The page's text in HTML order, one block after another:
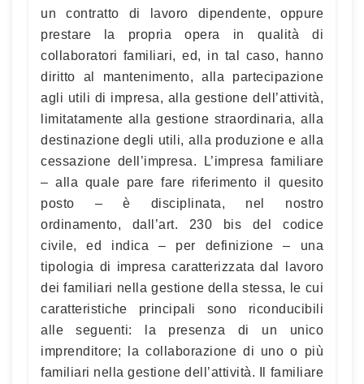
un contratto di lavoro dipendente, oppure
prestare la propria opera in qualità di
collaboratori familiari, ed, in tal caso, hanno
diritto al mantenimento, alla partecipazione
agli utili di impresa, alla gestione dell’attività,
limitatamente alla gestione straordinaria, alla
destinazione degli utili, alla produzione e alla
cessazione dell’impresa. L’impresa familiare
– alla quale pare fare riferimento il quesito
posto – è disciplinata, nel nostro
ordinamento, dall’art. 230 bis del codice
civile, ed indica – per definizione – una
tipologia di impresa caratterizzata dal lavoro
dei familiari nella gestione della stessa, le cui
caratteristiche principali sono riconducibili
alle seguenti: la presenza di un unico
imprenditore; la collaborazione di uno o più
familiari nella gestione dell’attività. Il familiare